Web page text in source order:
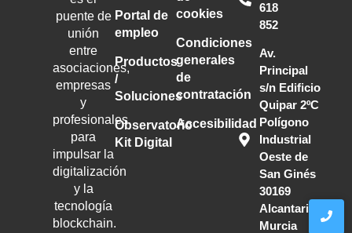
puente de
unión
entre
asociaciones,
empresas
y
profesionales
para
impulsar la
digitalización
y la
tecnología
blockchain.
Portal de
empleo
Productos
/
Soluciones
Observatorio
Kit Digital
cookies
Condiciones
generales
de
contratación
Accesibilidad
618
852
Av.
Principal
s/n Edificio
Quipar 2ºC
Polígono
Industrial
Oeste de
San Ginés
30169
Alcantarilla,
Murcia